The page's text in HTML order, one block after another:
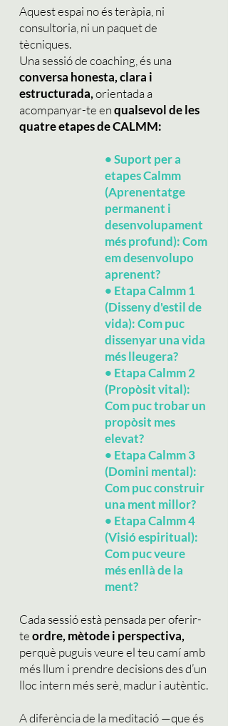
Aquest espai no és teràpia, ni
consultoria, ni un paquet de
tècniques.
Una sessió de coaching, és una
conversa honesta, clara i
estructurada,orientada a
acompanyar-te enqualsevol de les
quatre etapes de CALMM:
•Suport per a
etapes Calmm
(Aprenentatge
permanent i
desenvolupament
més profund): Com
em desenvolupo
aprenent?
• Etapa Calmm 1
(Disseny d'estil de
vida): Com puc
dissenyar una vida
més lleugera?
• Etapa Calmm 2
(Propòsit vital):
Com puc trobar un
propòsit mes
elevat?
• Etapa Calmm 3
(Domini mental):
Com puc construir
una ment millor?
• Etapa Calmm 4
(Visió espiritual):
Com puc veure
més enllà de la
ment?
Cada sessió està pensada per oferir-
teordre, mètode i perspectiva,
perquè puguis veure el teu camí amb
més llum i prendre decisions des d’un
lloc intern més serè, madur i autèntic.
A diferència de la meditació —que és